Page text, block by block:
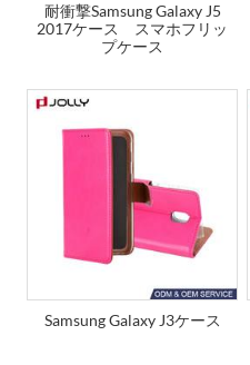
耐衝撃Samsung Galaxy J5
2017ケース スマホフリッ
プケース
Samsung Galaxy J3ケース